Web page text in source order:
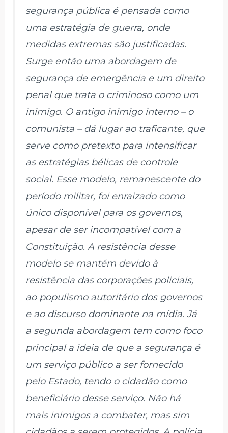
segurança pública é pensada como
uma estratégia de guerra, onde
medidas extremas são justificadas.
Surge então uma abordagem de
segurança de emergência e um direito
penal que trata o criminoso como um
inimigo. O antigo inimigo interno – o
comunista – dá lugar ao traficante, que
serve como pretexto para intensificar
as estratégias bélicas de controle
social. Esse modelo, remanescente do
período militar, foi enraizado como
único disponível para os governos,
apesar de ser incompatível com a
Constituição. A resistência desse
modelo se mantém devido à
resistência das corporações policiais,
ao populismo autoritário dos governos
e ao discurso dominante na mídia. Já
a segunda abordagem tem como foco
principal a ideia de que a segurança é
um serviço público a ser fornecido
pelo Estado, tendo o cidadão como
beneficiário desse serviço. Não há
mais inimigos a combater, mas sim